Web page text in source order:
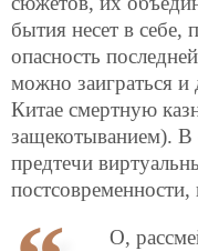
бытия несет в себе,
опасность
можно заиграться и
Китае смертную
защекотыванием).
предтечи
О,